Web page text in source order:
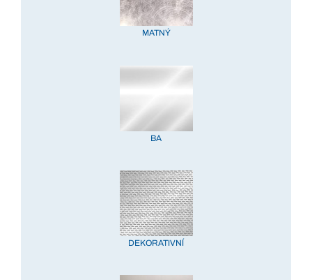
MATNÝ
BA
DEKORATIVNÍ